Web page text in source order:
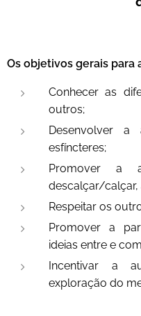
Os objetivos gerais para
Conhecer as
outros;
Desenvolver
esfíncteres;
Promover a
descalçar/calçar,
Respeitar os
Promover a
ideias entre e
Incentivar a
exploração do